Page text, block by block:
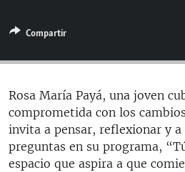
ESPECIALES
ESPECIALES
LA REALIDAD DE LA VIVIENDA EN
SER VIEJO EN CUBA
KENTU-CUBANO
LOS SANTOS DE HIALEAH
MULTIMEDIA
EDITORIALES
SÍGUENOS
Compartir
Rosa María Payá, una joven
comprometida con los
invita a pensar, reflexionar y
preguntas en su programa,
espacio que aspira a que